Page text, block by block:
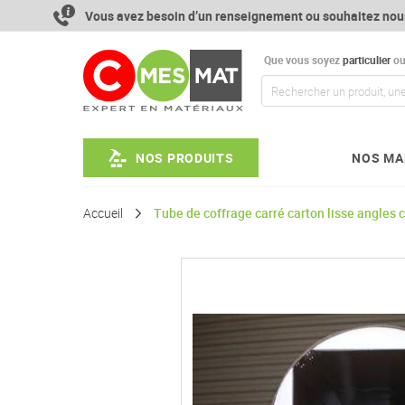
contenu
Vous avez besoin d’un renseignement ou souhaitez
Que vous soyezparticulierou
NOS PRODUITS NOS
Accueil Tube de coffrage carré carton lisse angles